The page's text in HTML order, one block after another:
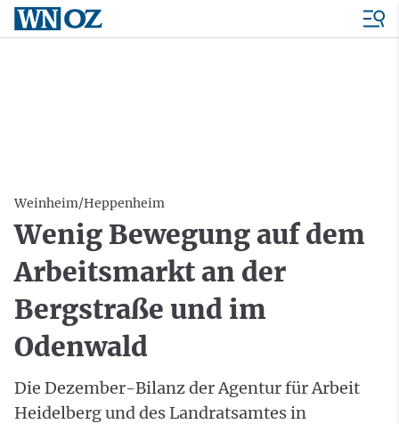
Weinheim/Heppenheim
Wenig Bewegung auf dem
Arbeitsmarkt an der
Bergstraße und im
Odenwald
Die Dezember-Bilanz der Agentur für Arbeit
Heidelberg und des Landratsamtes in